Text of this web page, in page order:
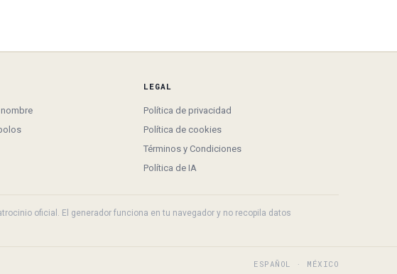
LEGAL
Política de privacidad
Política de cookies
Términos y Condiciones
Política de IA
oficial. El generador funciona en tu navegador y no recopila datos
ESPAÑOL · MÉXICO